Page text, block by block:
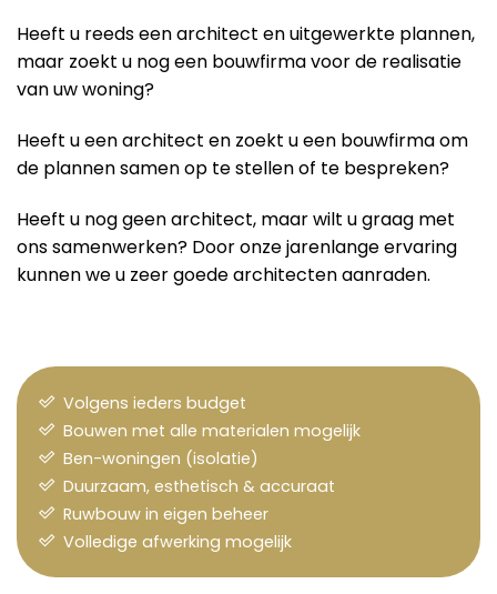
Heeft u reeds een architect en uitgewerkte plannen,
maar zoekt u nog een bouwfirma voor de realisatie
van uw woning?
Heeft u een architect en zoekt u een bouwfirma om
de plannen samen op te stellen of te bespreken?
Heeft u nog geen architect, maar wilt u graag met
ons samenwerken? Door onze jarenlange ervaring
kunnen we u zeer goede architecten aanraden.
Volgens ieders budget
Bouwen met alle materialen mogelijk
Ben-woningen (isolatie)
Duurzaam, esthetisch & accuraat
Ruwbouw in eigen beheer
Volledige afwerking mogelijk